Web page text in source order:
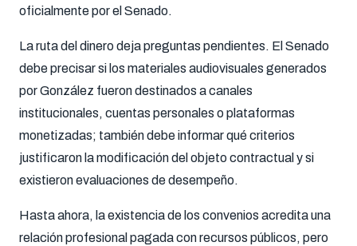
oficialmente por el Senado.
La ruta del dinero deja preguntas pendientes. El Senado
debe precisar si los materiales audiovisuales generados
por González fueron destinados a canales
institucionales, cuentas personales o plataformas
monetizadas; también debe informar qué criterios
justificaron la modificación del objeto contractual y si
existieron evaluaciones de desempeño.
Hasta ahora, la existencia de los convenios acredita una
relación profesional pagada con recursos públicos, pero